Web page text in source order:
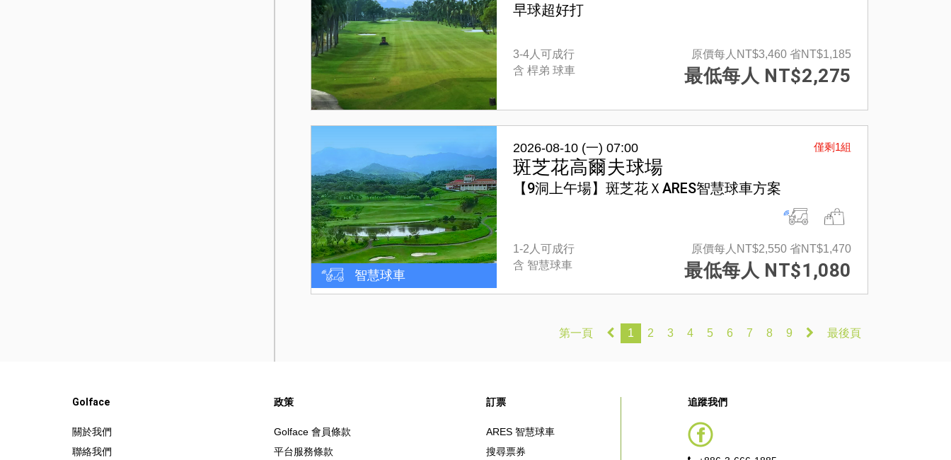
早球超好打
3-4人可成行
含 桿弟 球車
原價每人NT$3,460 省NT$1,185
最低每人 NT$2,275
智慧球車
僅剩1組
2026-08-10 (一) 07:00
斑芝花高爾夫球場
【9洞上午場】斑芝花ＸARES智慧球車方案
1-2人可成行
含 智慧球車
原價每人NT$2,550 省NT$1,470
最低每人 NT$1,080
第一頁 1 2 3 4 5 6 7 8 9 最後頁
Golface
關於我們
聯絡我們
政策
Golface 會員條款
平台服務條款
訂票
ARES 智慧球車
搜尋票券
追蹤我們